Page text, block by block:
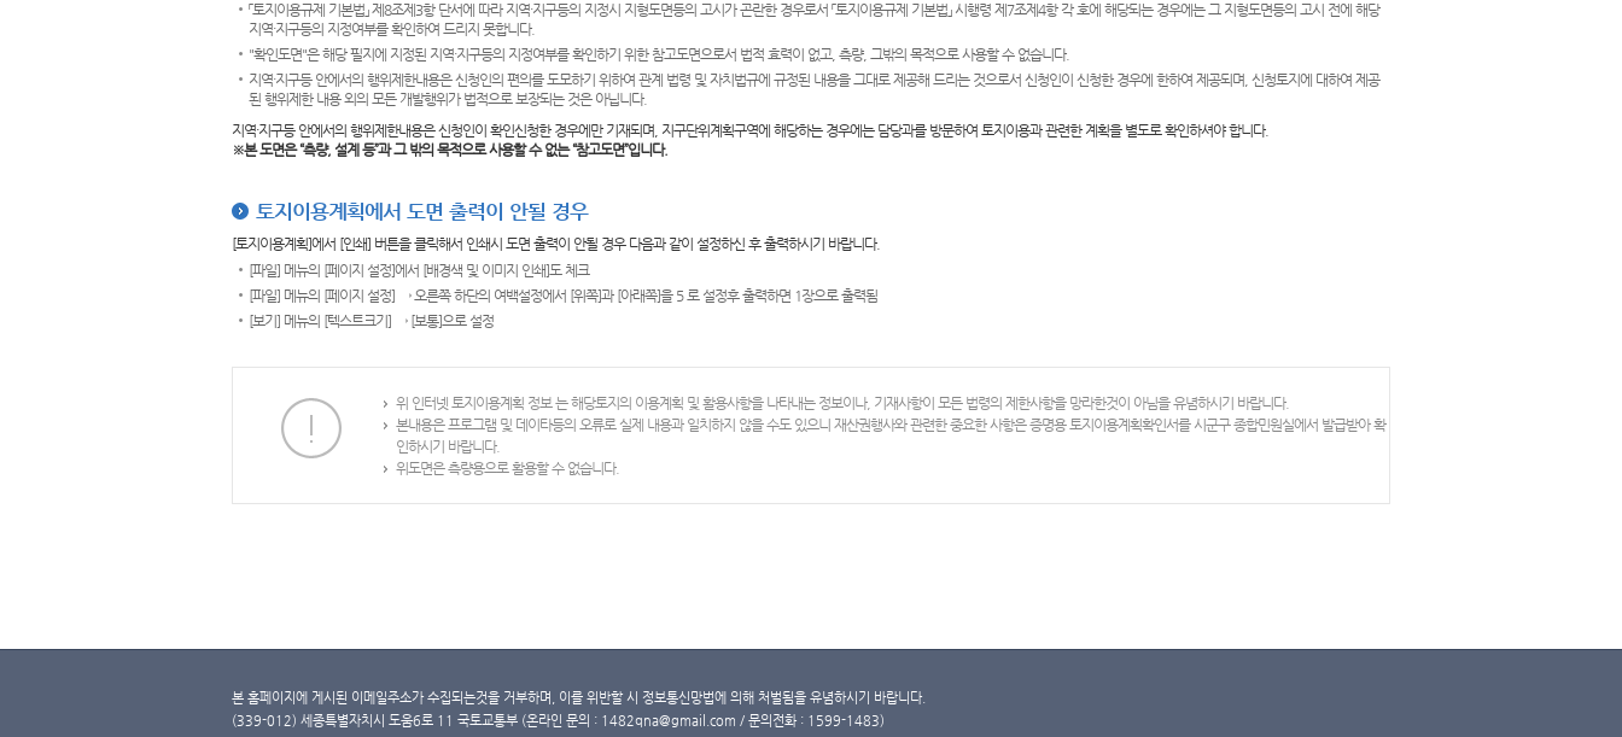
「토지이용규제 기본법」 제8조제3항 단서에 따라 지역·지구등의 지정시 지형도면등의 고시가 곤란한 경우로서 「토지이용규제 기본법」 시행령 제7조제4항 각 호에 해당되는 경우에는 그 지형도면등의 고시 전에 해당
지역·지구등의 지정여부를 확인하여 드리지 못합니다.
"확인도면"은 해당 필지에 지정된 지역·지구등의 지정여부를 확인하기 위한 참고도면으로서 법적 효력이 없고, 측량, 그밖의 목적으로 사용할 수 없습니다.
지역·지구등 안에서의 행위제한내용은 신청인의 편의를 도모하기 위하여 관계 법령 및 자치법규에 규정된 내용을 그대로 제공해 드리는 것으로서 신청인이 신청한 경우에 한하여 제공되며, 신청토지에 대하여 제공
된 행위제한 내용 외의 모든 개발행위가 법적으로 보장되는 것은 아닙니다.
지역·지구등 안에서의 행위제한내용은 신청인이 확인신청한 경우에만 기재되며, 지구단위계획구역에 해당하는 경우에는 담당과를 방문하여 토지이용과 관련한 계획을 별도로 확인하셔야 합니다.
※본 도면은“측량, 설계 등”과 그 밖의 목적으로 사용할 수 없는 “참고도면”입니다.
토지이용계획에서 도면 출력이 안될 경우
[토지이용계획]에서 [인쇄] 버튼을 클릭해서 인쇄시 도면 출력이 안될 경우 다음과 같이 설정하신 후 출력하시기 바랍니다.
[파일] 메뉴의 [페이지 설정]에서 [배경색 및 이미지 인쇄]도 체크
[파일] 메뉴의 [페이지 설정] → 오른쪽 하단의 여백설정에서 [위쪽]과 [아래쪽]을 5 로 설정후 출력하면 1장으로 출력됨
[보기] 메뉴의 [텍스트크기] → [보통]으로 설정
위 인터넷 토지이용계획 정보 는 해당토지의 이용계획 및 활용사항을 나타내는 정보이나, 기재사항이 모든 법령의 제한사항을 망라한것이 아님을 유념하시기 바랍니다.
본내용은 프로그램 및 데이타등의 오류로 실제 내용과 일치하지 않을 수도 있으니 재산권행사와 관련한 중요한 사항은 증명용 토지이용계획확인서를 시군구 종합민원실에서 발급받아 확
인하시기 바랍니다.
위도면은 측량용으로 활용할 수 없습니다.
본 홈페이지에 게시된 이메일주소가 수집되는것을 거부하며, 이를 위반할 시 정보통신망법에 의해 처벌됨을 유념하시기 바랍니다.
(339-012) 세종특별자치시 도움6로 11 국토교통부 (온라인 문의 : 1482qna@gmail.com / 문의전화 : 1599-1483)